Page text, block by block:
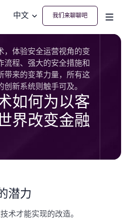
中文 我们来聊聊吧
如何为以客
界改变金融
，体验安全运营视角的变
流程、强大的安全措施和
带来的变革力量，所有这
新系统则触手可及。
潜力
术才能实现的改造。